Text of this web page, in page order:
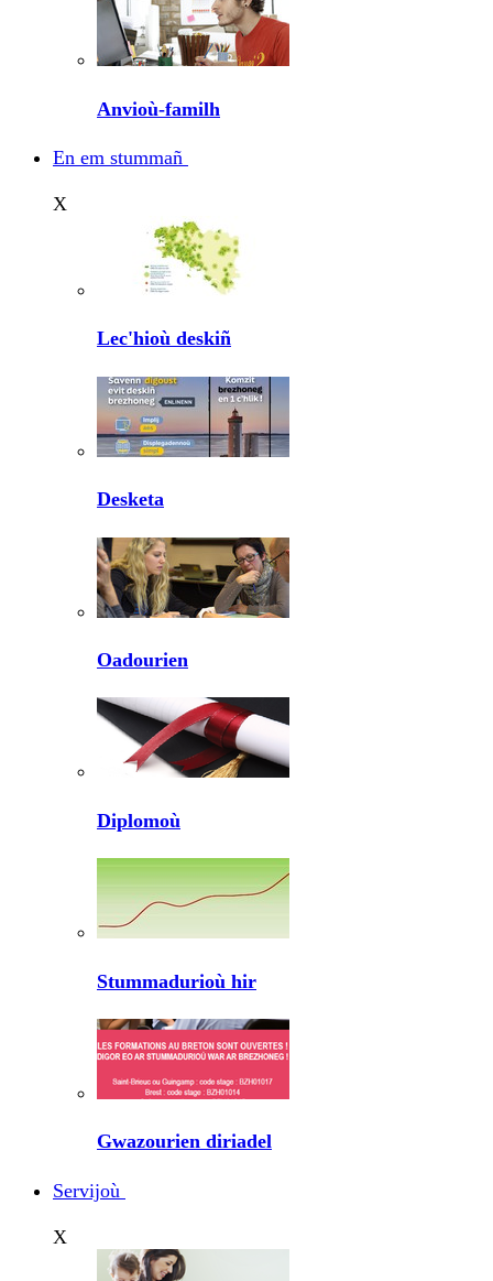
Anvioù-familh
En em stummañ
X
Lec'hioù deskiñ
Desketa
Oadourien
Diplomoù
Stummadurioù hir
Gwazourien diriadel
Servijoù
X